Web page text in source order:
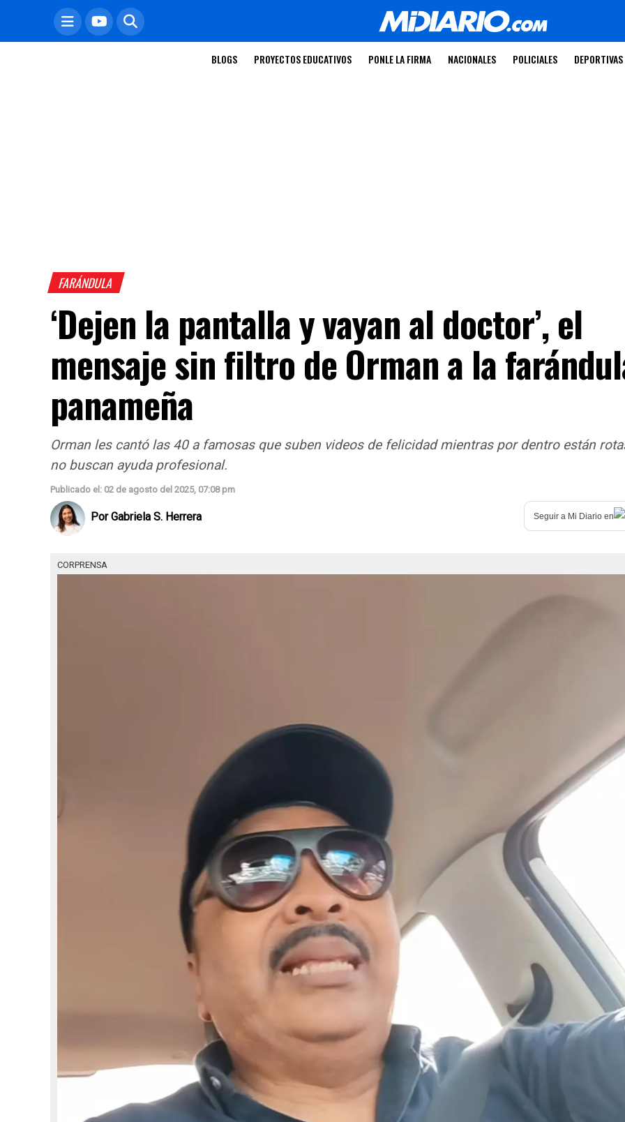
BLOGS PROYECTOS EDUCATIVOS PONLE LA FIRMA NACIONALES POLICIALES DEPORTIVAS
FARÁNDULA
‘Dejen la pantalla y vayan al doctor’, el
mensaje sin filtro de Orman a la
panameña
Orman les cantó las 40 a famosas que suben videos de felicidad mientras por dentro están
no buscan ayuda profesional.
Publicado el: 02 de agosto del 2025, 07:08 pm
PorGabriela S. Herrera Seguir a Mi Diario en
CORPRENSA